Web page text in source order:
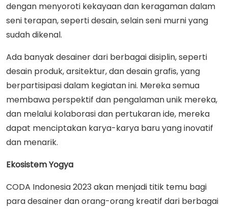
dengan menyoroti kekayaan dan keragaman dalam
seni terapan, seperti desain, selain seni murni yang
sudah dikenal.
Ada banyak desainer dari berbagai disiplin, seperti
desain produk, arsitektur, dan desain grafis, yang
berpartisipasi dalam kegiatan ini. Mereka semua
membawa perspektif dan pengalaman unik mereka,
dan melalui kolaborasi dan pertukaran ide, mereka
dapat menciptakan karya-karya baru yang inovatif
dan menarik.
Ekosistem Yogya
CODA Indonesia 2023 akan menjadi titik temu bagi
para desainer dan orang-orang kreatif dari berbagai